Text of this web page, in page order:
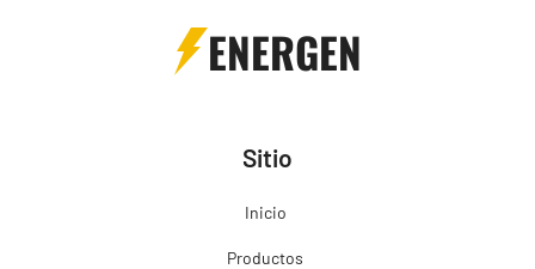
ENERGEN
Sitio
Inicio
Productos